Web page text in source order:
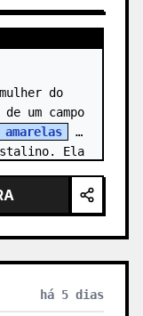
do
um campo
Ela
há 5 dias